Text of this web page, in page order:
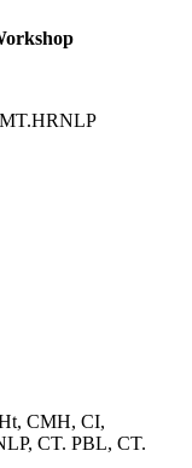
CMH, CI,
CT. PBL, CT.